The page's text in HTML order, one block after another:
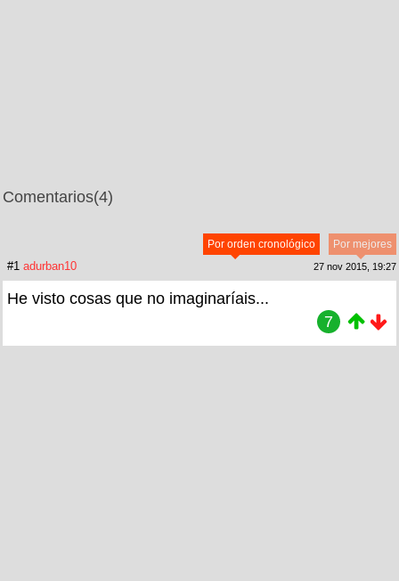
Comentarios(4)
Por mejores
Por orden cronológico
#1 adurban10 27 nov 2015, 19:27
He visto cosas que no imaginaríais...
7